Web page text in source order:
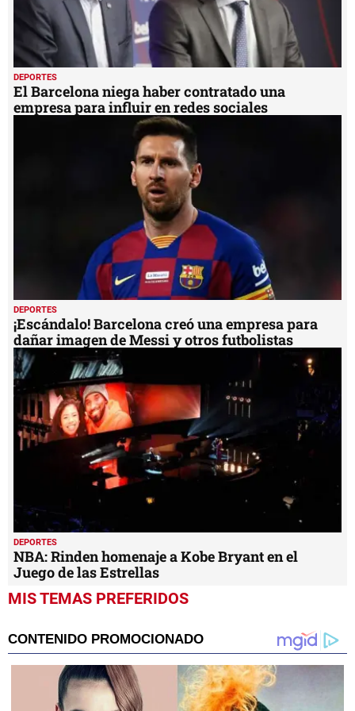
DEPORTES
El Barcelona niega haber contratado una
empresa para influir en redes sociales
DEPORTES
¡Escándalo! Barcelona creó una empresa para
dañar imagen de Messi y otros futbolistas
DEPORTES
NBA: Rinden homenaje a Kobe Bryant en el
Juego de las Estrellas
MIS TEMAS PREFERIDOS